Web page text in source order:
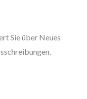
Sie über Neues